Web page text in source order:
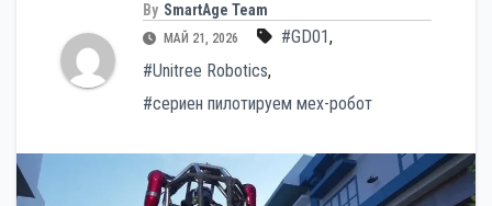
By SmartAge Team
МАЙ 21, 2026 #GD01,
#Unitree Robotics,
#сериен пилотируем мех-робот